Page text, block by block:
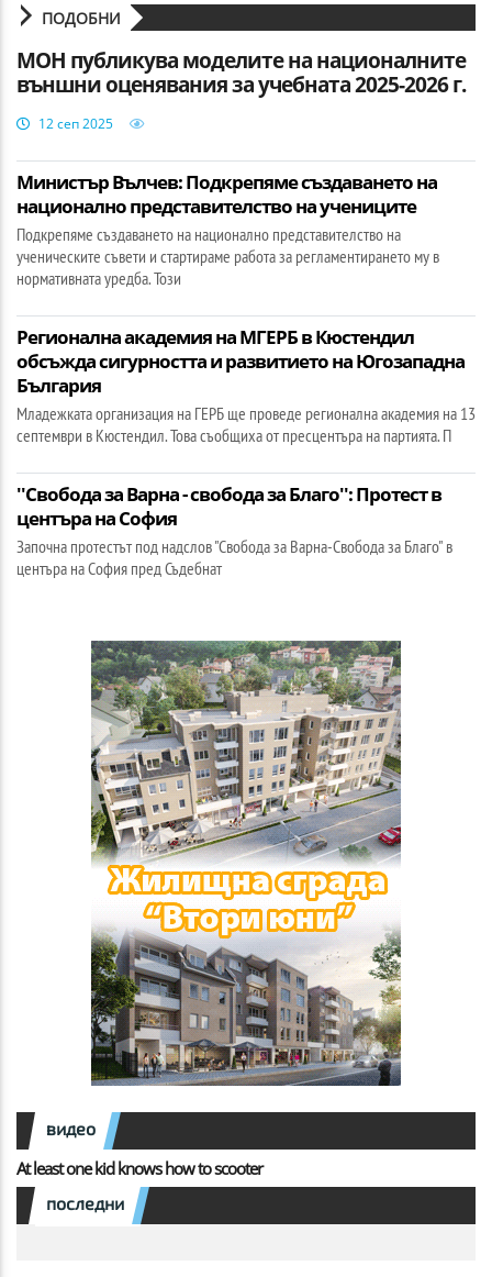
ПОДОБНИ
МОН публикува моделите на националните
външни оценявания за учебната 2025-2026 г.
12 сеп 2025
Министър Вълчев: Подкрепяме създаването на
национално представителство на учениците
Подкрепяме създаването на национално представителство на
ученическите съвети и стартираме работа за регламентирането му в
нормативната уредба. Този
Регионална академия на МГЕРБ в Кюстендил
обсъжда сигурността и развитието на Югозападна
България
Младежката организация на ГЕРБ ще проведе регионална академия на 13
септември в Кюстендил. Това съобщиха от пресцентъра на партията. П
''Свобода за Варна - свобода за Благо'': Протест в
центъра на София
Започна протестът под надслов "Свобода за Варна-Свобода за Благо" в
центъра на София пред Съдебнат
видео
At least one kid knows how to scooter
последни